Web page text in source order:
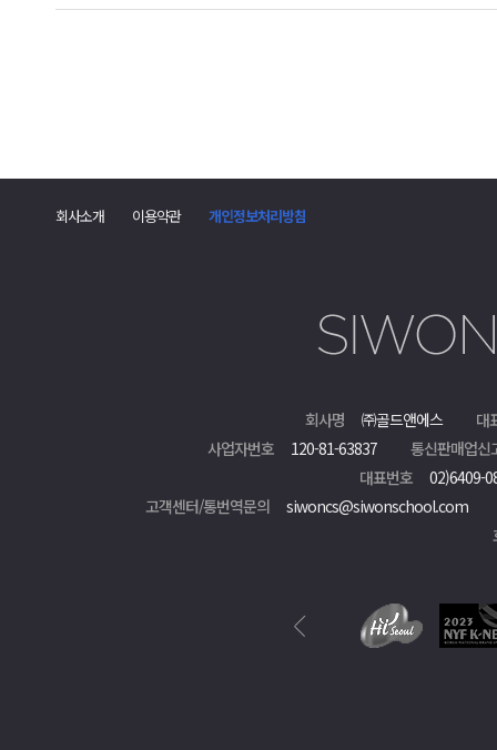
회사소개 이용약관 개인정보처리방침
회사명 ㈜골드앤에스
대
사업자번호
120-81-63837
통신판매업신
대표번호
02)6409-
고객센터/통번역문의
siwoncs@siwonschool.com